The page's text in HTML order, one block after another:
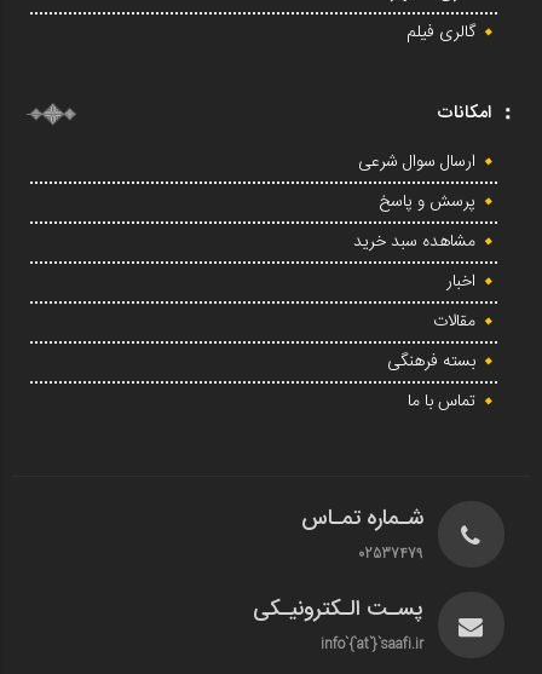
گالری فیلم
امکانات
ارسال سوال شرعی
پرسش و پاسخ
مشاهده سبد خرید
اخبار
مقالات
بسته فرهنگی
تماس با ما
شـماره تمـاس
02537479
پسـت الـکترونیـکی
info`{`at`}`saafi.ir